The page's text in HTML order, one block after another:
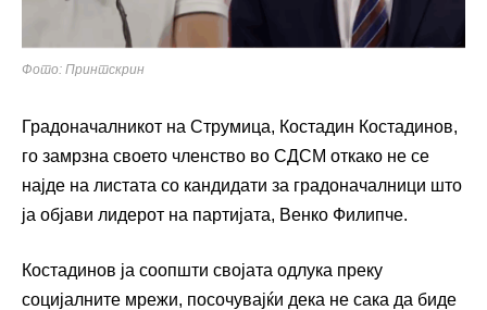
Фото: Принтскрин
Градоначалникот на Струмица, Костадин Костадинов,
го замрзна своето членство во СДСМ откако не се
најде на листата со кандидати за градоначалници што
ја објави лидерот на партијата, Венко Филипче.
Костадинов ја соопшти својата одлука преку
социјалните мрежи, посочувајќи дека не сака да биде